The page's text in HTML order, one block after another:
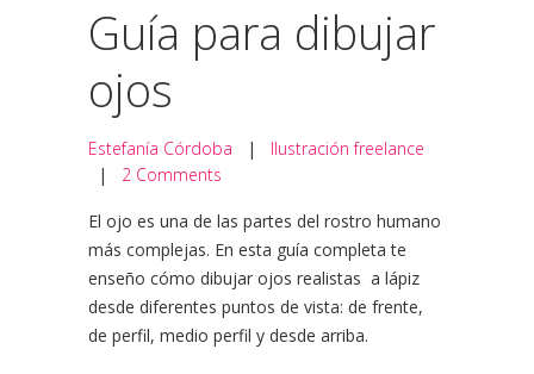
Guía para dibujar
ojos
Estefanía Córdoba | Ilustración freelance
| 2 Comments
El ojo es una de las partes del rostro humano
más complejas. En esta guía completa te
enseño cómo dibujar ojos realistas a lápiz
desde diferentes puntos de vista: de frente,
de perfil, medio perfil y desde arriba.